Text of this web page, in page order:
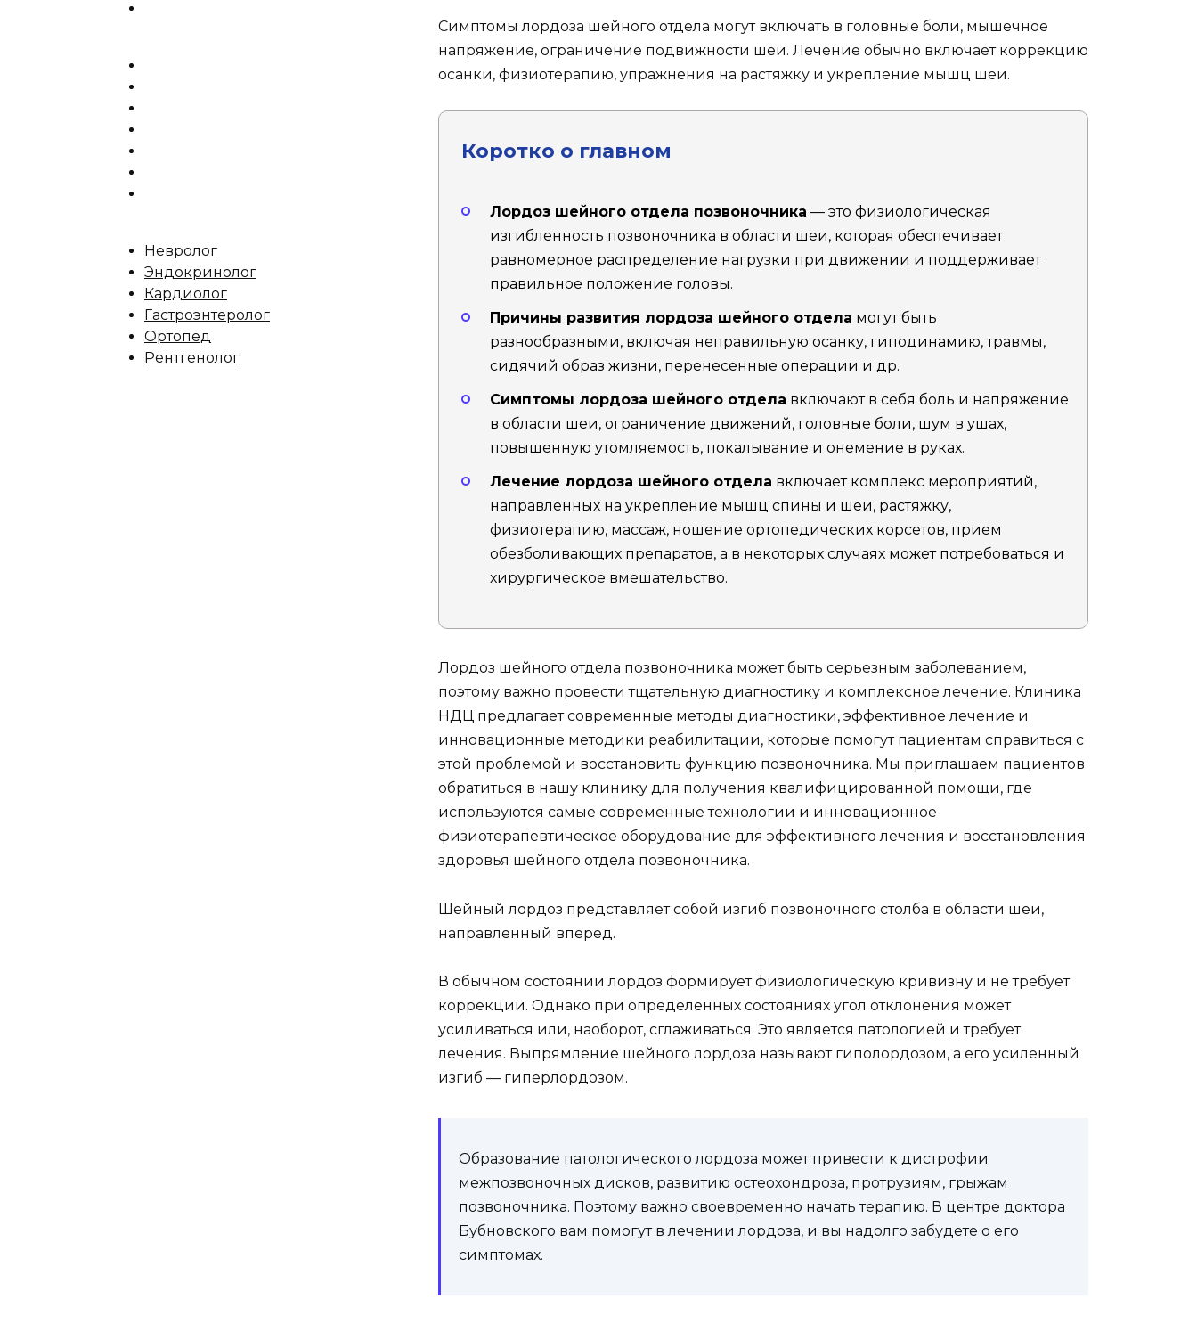
Симптомы лордоза шейного отдела могут включать в головные боли, мышечное
напряжение, ограничение подвижности шеи. Лечение обычно включает коррекцию
осанки, физиотерапию, упражнения на растяжку и укрепление мышц шеи.
Коротко о главном
Лордоз шейного отдела позвоночника — это физиологическая
изгибленность позвоночника в области шеи, которая обеспечивает
равномерное распределение нагрузки при движении и поддерживает
правильное положение головы.
Причины развития лордоза шейного отдела могут быть
разнообразными, включая неправильную осанку, гиподинамию, травмы,
сидячий образ жизни, перенесенные операции и др.
Симптомы лордоза шейного отдела включают в себя боль и напряжение
в области шеи, ограничение движений, головные боли, шум в ушах,
повышенную утомляемость, покалывание и онемение в руках.
Лечение лордоза шейного отдела включает комплекс мероприятий,
направленных на укрепление мышц спины и шеи, растяжку,
физиотерапию, массаж, ношение ортопедических корсетов, прием
обезболивающих препаратов, а в некоторых случаях может потребоваться и
хирургическое вмешательство.
Лордоз шейного отдела позвоночника может быть серьезным заболеванием,
поэтому важно провести тщательную диагностику и комплексное лечение. Клиника
НДЦ предлагает современные методы диагностики, эффективное лечение и
инновационные методики реабилитации, которые помогут пациентам справиться с
этой проблемой и восстановить функцию позвоночника. Мы приглашаем пациентов
обратиться в нашу клинику для получения квалифицированной помощи, где
используются самые современные технологии и инновационное
физиотерапевтическое оборудование для эффективного лечения и восстановления
здоровья шейного отдела позвоночника.
Шейный лордоз представляет собой изгиб позвоночного столба в области шеи,
направленный вперед.
В обычном состоянии лордоз формирует физиологическую кривизну и не требует
коррекции. Однако при определенных состояниях угол отклонения может
усиливаться или, наоборот, сглаживаться. Это является патологией и требует
лечения. Выпрямление шейного лордоза называют гиполордозом, а его усиленный
изгиб — гиперлордозом.
Образование патологического лордоза может привести к дистрофии
межпозвоночных дисков, развитию остеохондроза, протрузиям, грыжам
позвоночника. Поэтому важно своевременно начать терапию. В центре доктора
Бубновского вам помогут в лечении лордоза, и вы надолго забудете о его
симптомах.
Невролог
Эндокринолог
Кардиолог
Гастроэнтеролог
Ортопед
Рентгенолог